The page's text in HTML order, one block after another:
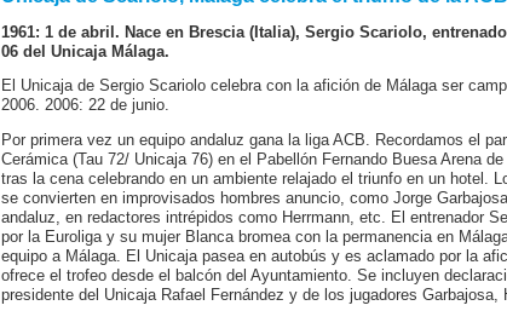
1961: 1 de abril. Nace en Brescia (Italia), Sergio Scariolo,
06 del Unicaja Málaga.
El Unicaja de Sergio Scariolo celebra con la afición de Málaga ser
2006. 2006: 22 de junio.
Por primera vez un equipo andaluz gana la liga ACB. Recordamos el
Cerámica (Tau 72/ Unicaja 76) en el Pabellón Fernando Buesa Arena
tras la cena celebrando en un ambiente relajado el triunfo en un hotel.
se convierten en improvisados hombres anuncio, como Jorge
andaluz, en redactores intrépidos como Herrmann, etc. El entrenador
por la Euroliga y su mujer Blanca bromea con la permanencia en
equipo a Málaga. El Unicaja pasea en autobús y es aclamado por la
ofrece el trofeo desde el balcón del Ayuntamiento. Se incluyen
presidente del Unicaja Rafael Fernández y de los jugadores Garbajosa,